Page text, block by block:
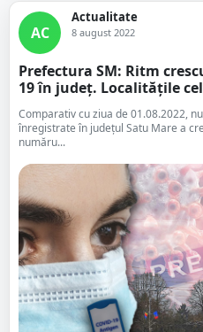
AC
Actualitate
8 august 2022
Prefectura SM: Ritm
19 în județ. Localitățile
Comparativ cu ziua de 01.08.2022,
înregistrate în județul Satu Mare a
număru...